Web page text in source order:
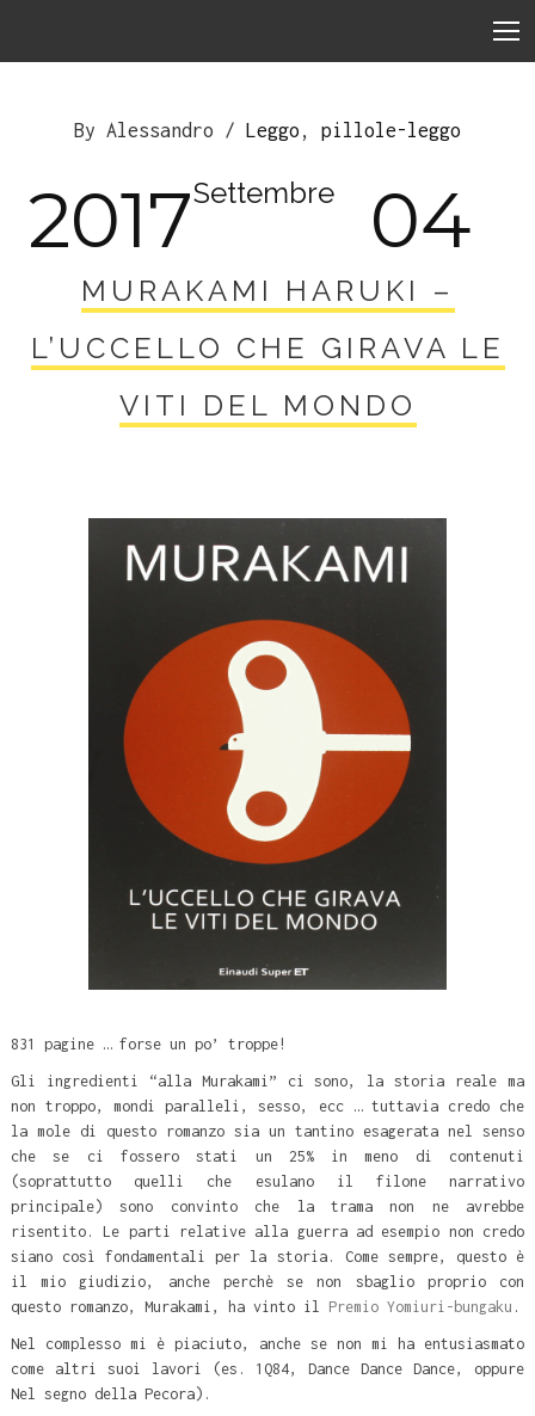
By Alessandro / Leggo , pillole-leggo
2017Settembre 04
MURAKAMI HARUKI –
L’UCCELLO CHE GIRAVA LE
VITI DEL MONDO
831 pagine … forse un po’ troppe!
Gli ingredienti “alla Murakami” ci sono, la storia reale ma
non troppo, mondi paralleli, sesso, ecc … tuttavia credo che
la mole di questo romanzo sia un tantino esagerata nel senso
che se ci fossero stati un 25% in meno di contenuti
(soprattutto quelli che esulano il filone narrativo
principale) sono convinto che la trama non ne avrebbe
risentito. Le parti relative alla guerra ad esempio non credo
siano così fondamentali per la storia. Come sempre, questo è
il mio giudizio, anche perchè se non sbaglio proprio con
questo romanzo, Murakami, ha vinto il Premio Yomiuri-bungaku .
Nel complesso mi è piaciuto, anche se non mi ha entusiasmato
come altri suoi lavori (es. 1Q84, Dance Dance Dance, oppure
Nel segno della Pecora).